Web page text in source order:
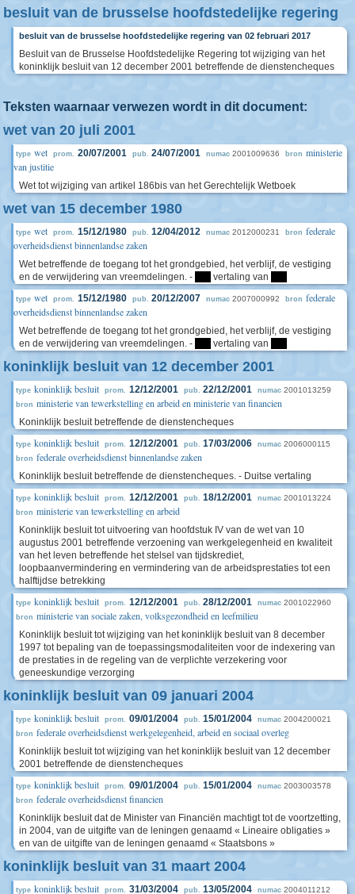
besluit van de brusselse hoofdstedelijke regering
besluit van de brusselse hoofdstedelijke regering van 02 februari 2017
Besluit van de Brusselse Hoofdstedelijke Regering tot wijziging van het
koninklijk besluit van 12 december 2001 betreffende de dienstencheques
Teksten waarnaar verwezen wordt in dit document:
wet van 20 juli 2001
type wet prom. 20/07/2001 pub. 24/07/2001 numac 2001009636 bron ministerie
van justitie
Wet tot wijziging van artikel 186bis van het Gerechtelijk Wetboek
wet van 15 december 1980
type wet prom. 15/12/1980 pub. 12/04/2012 numac 2012000231 bron federale
overheidsdienst binnenlandse zaken
Wet betreffende de toegang tot het grondgebied, het verblijf, de vestiging
en de verwijdering van vreemdelingen. -
vertaling van
type wet prom. 15/12/1980 pub. 20/12/2007 numac 2007000992 bron federale
overheidsdienst binnenlandse zaken
Wet betreffende de toegang tot het grondgebied, het verblijf, de vestiging
en de verwijdering van vreemdelingen. -
vertaling van
koninklijk besluit van 12 december 2001
type koninklijk besluit prom. 12/12/2001 pub. 22/12/2001 numac 2001013259
bron ministerie van tewerkstelling en arbeid en ministerie van financien
Koninklijk besluit betreffende de dienstencheques
type koninklijk besluit prom. 12/12/2001 pub. 17/03/2006 numac 2006000115
bron federale overheidsdienst binnenlandse zaken
Koninklijk besluit betreffende de dienstencheques. - Duitse vertaling
type koninklijk besluit prom. 12/12/2001 pub. 18/12/2001 numac 2001013224
bron ministerie van tewerkstelling en arbeid
Koninklijk besluit tot uitvoering van hoofdstuk IV van de wet van 10
augustus 2001 betreffende verzoening van werkgelegenheid en kwaliteit
van het leven betreffende het stelsel van tijdskrediet,
loopbaanvermindering en vermindering van de arbeidsprestaties tot een
halftijdse betrekking
type koninklijk besluit prom. 12/12/2001 pub. 28/12/2001 numac 2001022960
bron ministerie van sociale zaken, volksgezondheid en leefmilieu
Koninklijk besluit tot wijziging van het koninklijk besluit van 8 december
1997 tot bepaling van de toepassingsmodaliteiten voor de indexering van
de prestaties in de regeling van de verplichte verzekering voor
geneeskundige verzorging
koninklijk besluit van 09 januari 2004
type koninklijk besluit prom. 09/01/2004 pub. 15/01/2004 numac 2004200021
bron federale overheidsdienst werkgelegenheid, arbeid en sociaal overleg
Koninklijk besluit tot wijziging van het koninklijk besluit van 12 december
2001 betreffende de dienstencheques
type koninklijk besluit prom. 09/01/2004 pub. 15/01/2004 numac 2003003578
bron federale overheidsdienst financien
Koninklijk besluit dat de Minister van Financiën machtigt tot de voortzetting,
in 2004, van de uitgifte van de leningen genaamd « Lineaire obligaties »
en van de uitgifte van de leningen genaamd « Staatsbons »
koninklijk besluit van 31 maart 2004
type koninklijk besluit prom. 31/03/2004 pub. 13/05/2004 numac 2004011212